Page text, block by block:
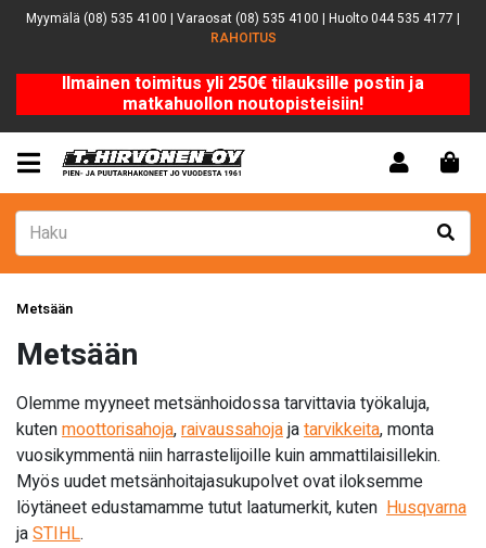
Myymälä (08) 535 4100 | Varaosat (08) 535 4100 | Huolto 044 535 4177 |
RAHOITUS
Ilmainen toimitus yli 250€ tilauksille postin ja
matkahuollon noutopisteisiin!
Metsään
Metsään
Olemme myyneet metsänhoidossa tarvittavia työkaluja,
kutenmoottorisahoja,raivaussahojajatarvikkeita, monta
vuosikymmentä niin harrastelijoille kuin ammattilaisillekin.
Myös uudet metsänhoitajasukupolvet ovat iloksemme
löytäneet edustamamme tutut laatumerkit, kuten Husqvarna
jaSTIHL.